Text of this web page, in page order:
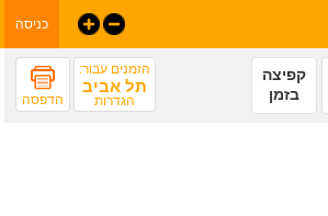
כניסה
הזמנים עבור:
תל אביב
הגדרות הדפסה
קפיצה
בזמן